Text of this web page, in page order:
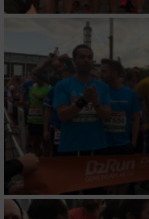
Verwendung
von Werbeanzeigen
Erstellung von
Werbung
Verwendung von
personalisierter
Erstellung von
von Inhalten